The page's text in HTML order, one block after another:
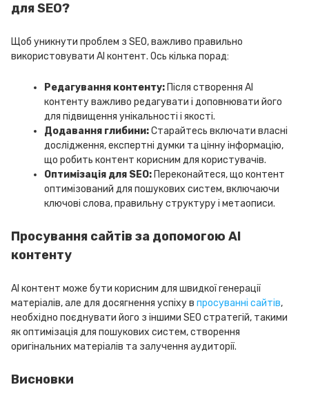
для SEO?
Щоб уникнути проблем з SEO, важливо правильно
використовувати AI контент. Ось кілька порад:
Редагування контенту: Після створення AI
контенту важливо редагувати і доповнювати його
для підвищення унікальності і якості.
Додавання глибини:Старайтесь включати власні
дослідження, експертні думки та цінну інформацію,
що робить контент корисним для користувачів.
Оптимізація для SEO: Переконайтеся, що контент
оптимізований для пошукових систем, включаючи
ключові слова, правильну структуру і метаописи.
Просування сайтів за допомогою AI
контенту
AI контент може бути корисним для швидкої генерації
матеріалів, але для досягнення успіху в просуванні сайтів,
необхідно поєднувати його з іншими SEO стратегій, такими
як оптимізація для пошукових систем, створення
оригінальних матеріалів та залучення аудиторії.
Висновки